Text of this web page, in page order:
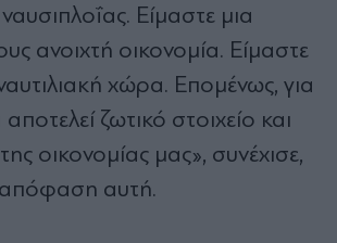
Είμαστε μια
ανοιχτή οικονομία. Είμαστε
χώρα. Επομένως, για
ζωτικό στοιχείο και
οικονομίας μας», συνέχισε,
απόφαση αυτή.